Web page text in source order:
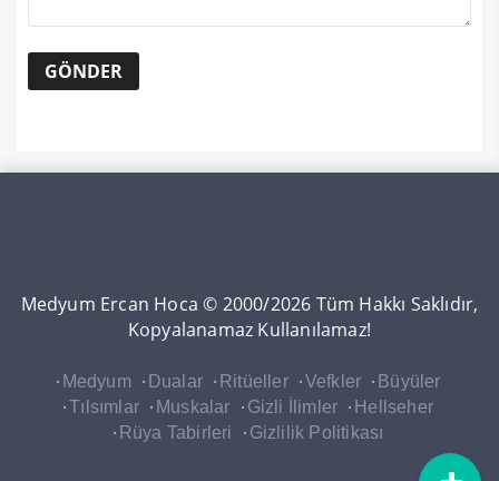
Medyum Ercan Hoca © 2000/2026 Tüm Hakkı Saklıdır,
Kopyalanamaz Kullanılamaz!
Medyum Dualar Ritüeller Vefkler
Büyüler
Tılsımlar
Muskalar Gizli İlimler
Hellseher
Rüya Tabirleri
Gizlilik Politikası